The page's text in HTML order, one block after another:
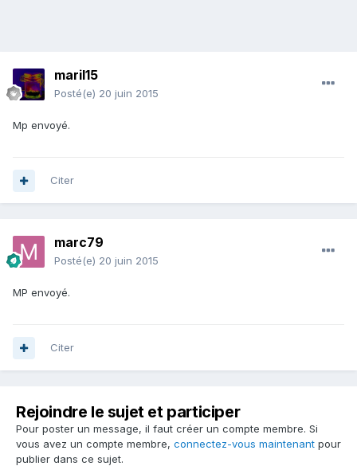
maril15
Posté(e) 20 juin 2015
Mp envoyé.
Citer
marc79
Posté(e) 20 juin 2015
MP envoyé.
Citer
Rejoindre le sujet et participer
Pour poster un message, il faut créer un compte membre. Si
vous avez un compte membre, connectez-vous maintenant pour
publier dans ce sujet.